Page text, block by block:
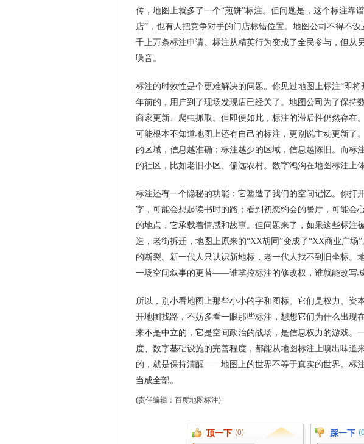
传，地图上就多了一个“煎饼”标注。但问题是，这个标注靠
店”，也有人把竞争对手的门店标错位置。地图公司不得不
千上万条标注申请。标注从精英行为变成了全民参与，但从
噪音。
标注的时效性是个更难解决的问题。你见过地图上标注“即
年前的，用户到了现场发现店已经关了。地图公司为了保持
商家更新、爬虫抓取。但即便如此，标注的滞后性仍然存在
可能根本不知道地图上还有自己的标注，更别说主动更新了
的区域，信息越准确；标注越少的区域，信息越陈旧。而标
的社区，比如老旧小区、偏远农村。数字鸿沟在地图标注上
标注还有一个隐秘的功能：它塑造了我们的空间记忆。你打
字，可能会想起读书时的路；看到初恋约会的餐厅，可能会
的地点，它承载着情感和故事。但问题来了，如果这些标注
造，老街拆迁，地图上原来的“XX胡同”变成了“XX商业广场
的断裂。新一代人只认识新地标，老一代人找不到旧坐标。
一场空间叙事的更替——谁掌控标注的修改权，谁就能改写城
所以，别小看地图上那些小小的字和图标。它们是权力、资
开地图找路，不妨多看一眼那些标注，想想它们为什么出现
来不是中立的，它是空间政治的战场，是信息权力的游戏。
度、数字基础设施的完善程度，都能从地图标注上嗅出味道
的，就是保持清醒——地图上的世界不等于真实的世界。标
当成全部。
(责任编辑： 百度地图标注)
顶一下 (0) 踩一下